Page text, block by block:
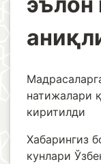
натижалари
киритилди
Хабарингиз
кунлари